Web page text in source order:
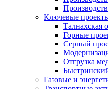
Ключевые
Талнахская
Горные
Серный
Отгрузка
Газовые и